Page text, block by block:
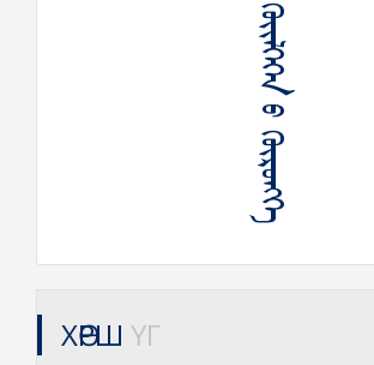
ᠭᠦᠢᠯᠭᠡᠭᠡᠨ ᠦ ᠬᠥᠷᠦᠩᠭᠡ
ХӨРШ ҮГ